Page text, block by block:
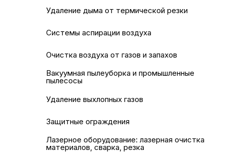
Удаление дыма от термической резки
Системы аспирации воздуха
Очистка воздуха от газов и запахов
Вакуумная пылеуборка и промышленные
пылесосы
Удаление выхлопных газов
Защитные ограждения
Лазерное оборудование: лазерная очистка
материалов, сварка, резка